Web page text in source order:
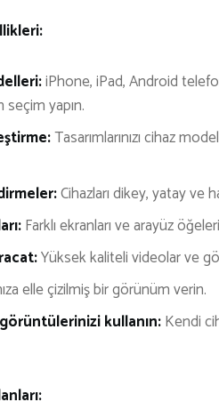
iPhone, iPad, Android
seçim yapın.
Tasarımlarınızı cihaz
Cihazları dikey, yatay ve
Farklı ekranları ve arayüz
Yüksek kaliteli videolar ve
elle çizilmiş bir görünüm verin.
kullanın:Kendi